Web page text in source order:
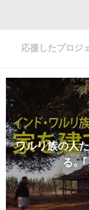
応援したプロジ
ワルリ族の人
る。